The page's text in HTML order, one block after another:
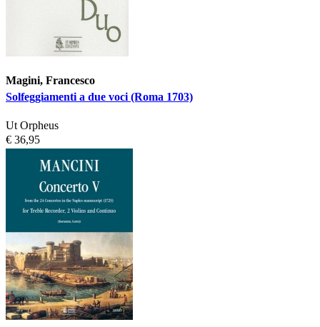
Magini, Francesco
Solfeggiamenti a due voci (Roma 1703)
Ut Orpheus
€ 36,95